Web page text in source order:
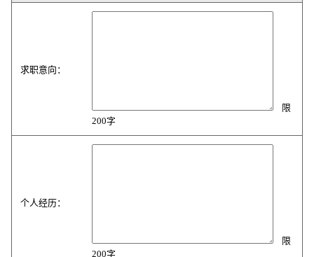
求职意向：
限
200字
个人经历：
限
200字